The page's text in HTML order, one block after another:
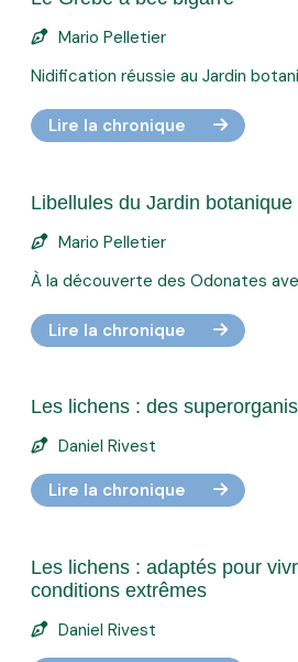
Mario Pelletier
Nidification réussie au Jardin
Lire la chronique
Libellules du Jardin
Mario Pelletier
À la découverte des Odonates
Lire la chronique
Les lichens : des
Daniel Rivest
Lire la chronique
Les lichens : adaptés pour
conditions extrêmes
Daniel Rivest